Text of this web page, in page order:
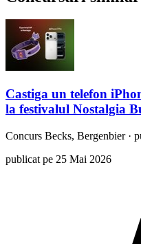
Castiga un telefon
la festivalul Nostalgia
Concurs Becks, Bergenbier·
publicat pe 25 Mai 2026